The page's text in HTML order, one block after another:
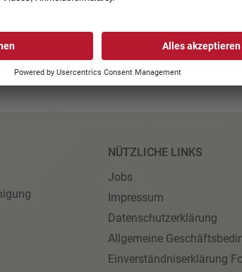
NÜTZLICHE LINKS
Jobs
Impressum
Datenschutzerklärung
Allgemeine
Einverständniserklärung